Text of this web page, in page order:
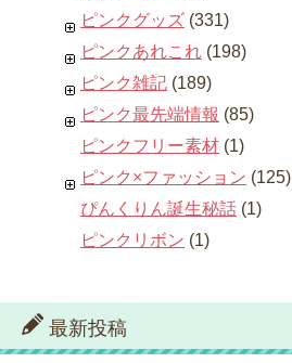
ピンクグッズ (331)
ピンクあれこれ (198)
ピンク雑記 (189)
ピンク最先端情報 (85)
ピンクフリー素材 (1)
ピンク×ファッション (125)
ぴんくりん誕生秘話 (1)
ピンクリボン (1)
最新投稿